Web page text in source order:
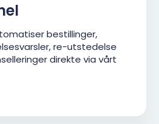
bestillinger,
re-utstedelse
direkte via vårt